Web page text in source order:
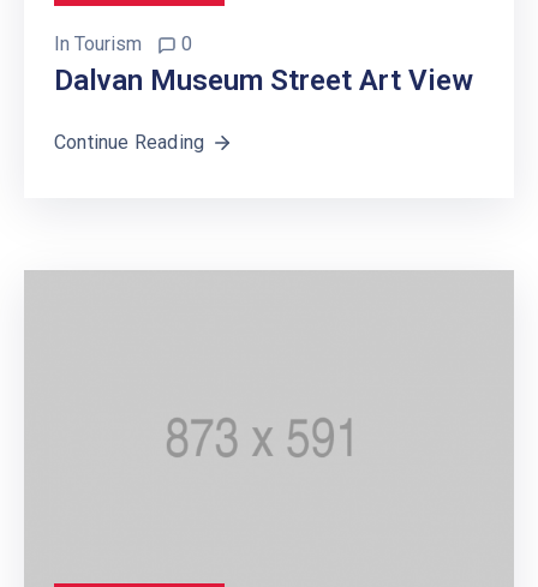
In Tourism 0
Dalvan Museum Street Art View
Continue Reading